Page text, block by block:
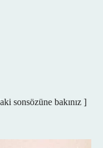
sonsözüne bakınız ]